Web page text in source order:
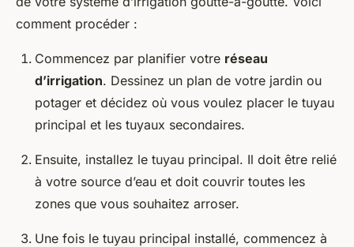
comment procéder :
Commencez par planifier votre réseau
d’irrigation. Dessinez un plan de votre jardin ou
potager et décidez où vous voulez placer le tuyau
principal et les tuyaux secondaires.
Ensuite, installez le tuyau principal. Il doit être relié
à votre source d’eau et doit couvrir toutes les
zones que vous souhaitez arroser.
Une fois le tuyau principal installé, commencez à